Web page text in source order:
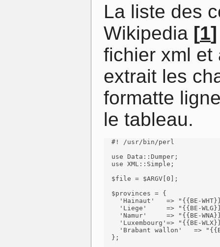
La liste des
Wikipedia [1]
fichier xml et
extrait les
formatte
le tableau.
  #! /usr/bin/perl
  use Data::Dumper;
  use XML::Simple;
  $file = $ARGV[0];
  $provinces = {
'Hainaut'   => "{{BE-
'Liege'     => "{{BE-
'Namur'     => "{{BE-
'Luxembourg'=> "{{BE-
'Brabant wallon'   =>
  };